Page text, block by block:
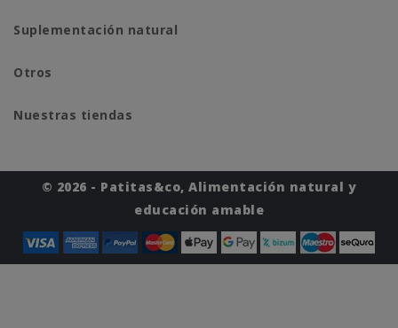
Suplementación natural
Otros
Nuestras tiendas
© 2026 - Patitas&co, Alimentación natural y
educación amable